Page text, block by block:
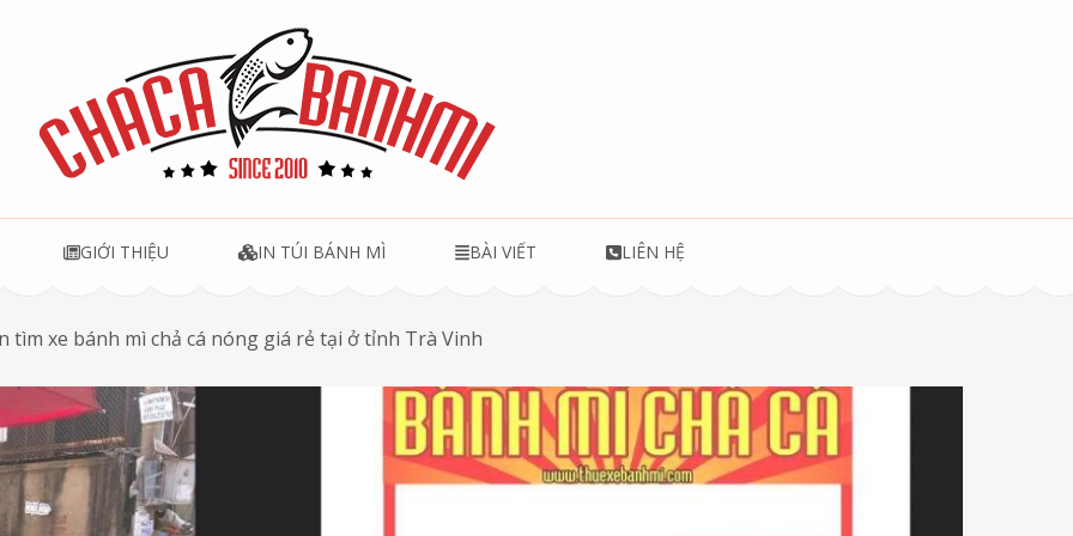
GIỚI THIỆU IN TÚI BÁNH MÌ BÀI VIẾT LIÊN HỆ
tìm xe bánh mì chả cá nóng giá rẻ tại ở tỉnh Trà Vinh